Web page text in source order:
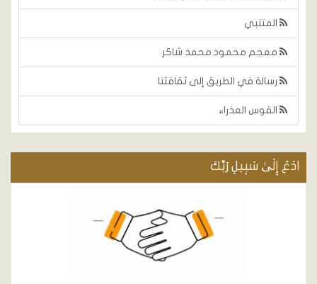
المتنبي
معجم محمود محمد شاكر
رسالة في الطريق إلى ثقافتنا
القوس العذراء
ادْعُ إِلَىٰ سَبِيلِ رَبِّكَ